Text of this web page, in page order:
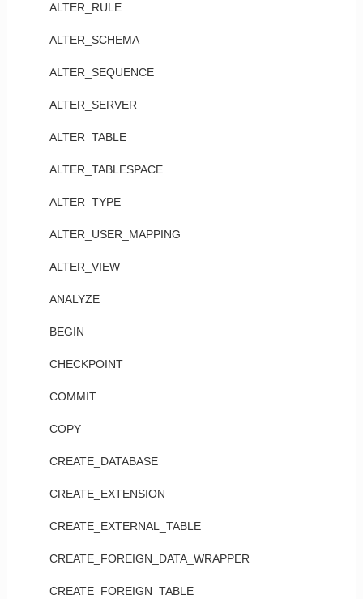
ALTER_RULE
ALTER_SCHEMA
ALTER_SEQUENCE
ALTER_SERVER
ALTER_TABLE
ALTER_TABLESPACE
ALTER_TYPE
ALTER_USER_MAPPING
ALTER_VIEW
ANALYZE
BEGIN
CHECKPOINT
COMMIT
COPY
CREATE_DATABASE
CREATE_EXTENSION
CREATE_EXTERNAL_TABLE
CREATE_FOREIGN_DATA_WRAPPER
CREATE_FOREIGN_TABLE